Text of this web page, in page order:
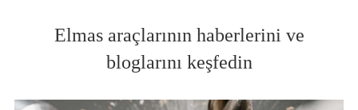
Elmas araçlarının haberlerini ve
bloglarını keşfedin